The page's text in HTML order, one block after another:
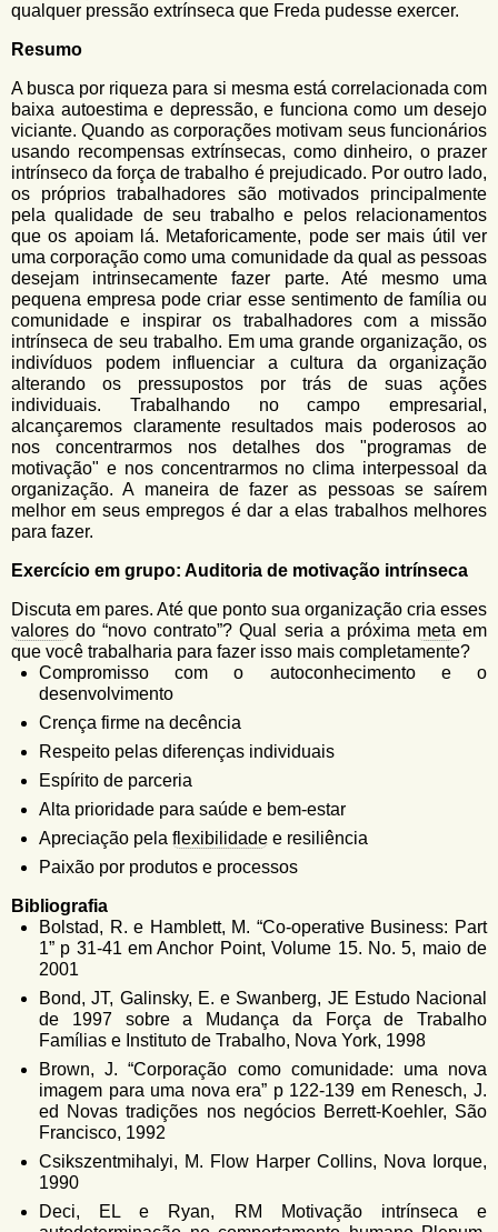
qualquer pressão extrínseca que Freda pudesse exercer.
Resumo
A busca por riqueza para si mesma está correlacionada com
baixa autoestima e depressão, e funciona como um desejo
viciante. Quando as corporações motivam seus funcionários
usando recompensas extrínsecas, como dinheiro, o prazer
intrínseco da força de trabalho é prejudicado. Por outro lado,
os próprios trabalhadores são motivados principalmente
pela qualidade de seu trabalho e pelos relacionamentos
que os apoiam lá. Metaforicamente, pode ser mais útil ver
uma corporação como uma comunidade da qual as pessoas
desejam intrinsecamente fazer parte. Até mesmo uma
pequena empresa pode criar esse sentimento de família ou
comunidade e inspirar os trabalhadores com a missão
intrínseca de seu trabalho. Em uma grande organização, os
indivíduos podem influenciar a cultura da organização
alterando os pressupostos por trás de suas ações
individuais. Trabalhando no campo empresarial,
alcançaremos claramente resultados mais poderosos ao
nos concentrarmos nos detalhes dos "programas de
motivação" e nos concentrarmos no clima interpessoal da
organização. A maneira de fazer as pessoas se saírem
melhor em seus empregos é dar a elas trabalhos melhores
para fazer.
Exercício em grupo: Auditoria de motivação intrínseca
Discuta em pares. Até que ponto sua organização cria esses
valores do “novo contrato”? Qual seria a próxima meta em
que você trabalharia para fazer isso mais completamente?
Compromisso com o autoconhecimento e o
desenvolvimento
Crença firme na decência
Respeito pelas diferenças individuais
Espírito de parceria
Alta prioridade para saúde e bem-estar
Apreciação pela flexibilidade e resiliência
Paixão por produtos e processos
Bibliografia
Bolstad, R. e Hamblett, M. “Co-operative Business: Part
1” p 31-41 em Anchor Point, Volume 15. No. 5, maio de
2001
Bond, JT, Galinsky, E. e Swanberg, JE Estudo Nacional
de 1997 sobre a Mudança da Força de Trabalho
Famílias e Instituto de Trabalho, Nova York, 1998
Brown, J. “Corporação como comunidade: uma nova
imagem para uma nova era” p 122-139 em Renesch, J.
ed Novas tradições nos negócios Berrett-Koehler, São
Francisco, 1992
Csikszentmihalyi, M. Flow Harper Collins, Nova Iorque,
1990
Deci, EL e Ryan, RM Motivação intrínseca e